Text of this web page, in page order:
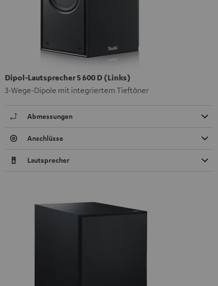
Dipol-Lautsprecher S 600 D (Links)
3-Wege-Dipole mit integriertem Tieftöner
Abmessungen
Anschlüsse
Lautsprecher